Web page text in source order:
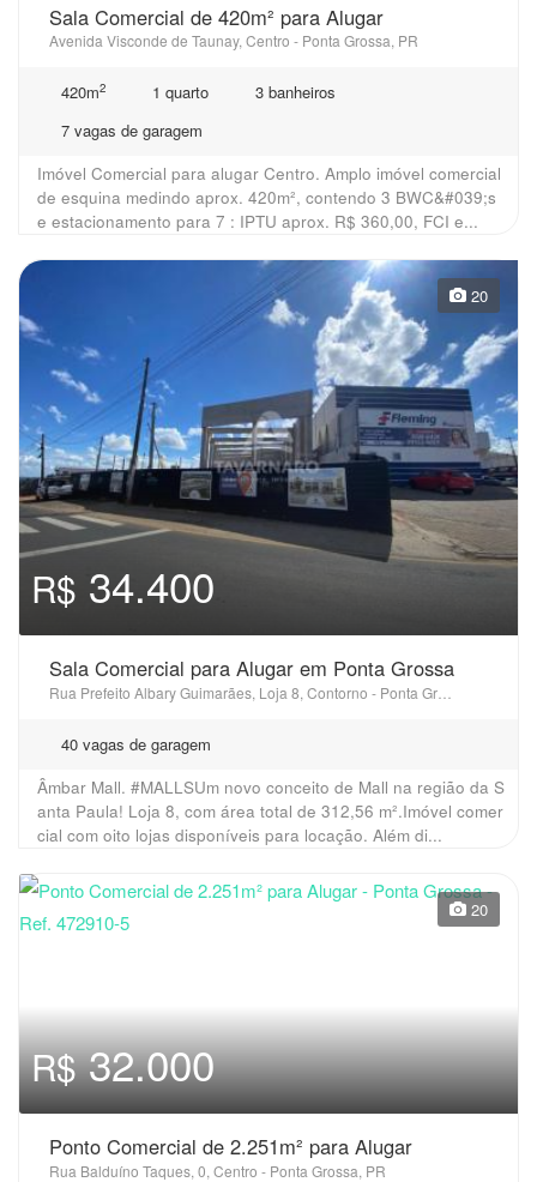
Sala Comercial de 420m² para Alugar
Avenida Visconde de Taunay, Centro - Ponta Grossa, PR
420m2 1 quarto
3 banheiros
7 vagas de garagem
Imóvel Comercial para alugar Centro. Amplo imóvel comercial
de esquina medindo aprox. 420m², contendo 3 BWC&#039;s
e estacionamento para 7 : IPTU aprox. R$ 360,00, FCI e...
20
R$ 34.400
Sala Comercial para Alugar em Ponta Grossa
40 vagas de garagem
Âmbar Mall. #MALLSUm novo conceito de Mall na região da S
anta Paula! Loja 8, com área total de 312,56 m².Imóvel comer
cial com oito lojas disponíveis para locação. Além di...
20
R$32.000
Ponto Comercial de 2.251m² para Alugar
Rua Balduíno Taques, 0, Centro - Ponta Grossa, PR